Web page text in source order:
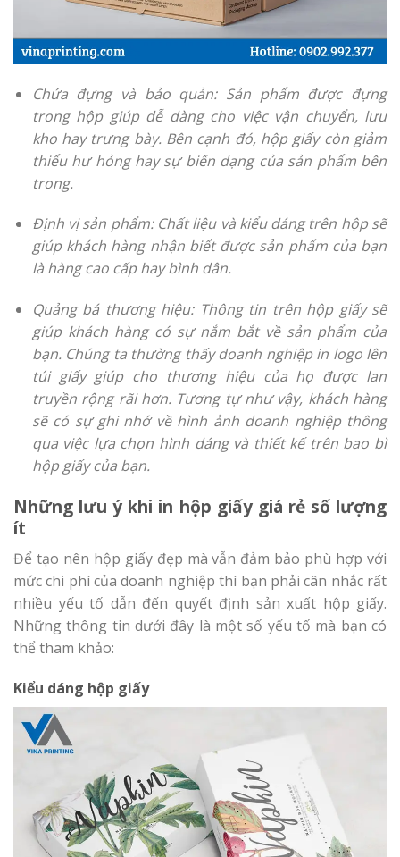
Chứa đựng và bảo quản: Sản phẩm được đựng
trong hộp giúp dễ dàng cho việc vận chuyển, lưu
kho hay trưng bày. Bên cạnh đó, hộp giấy còn giảm
thiểu hư hỏng hay sự biến dạng của sản phẩm bên
trong.
Định vị sản phẩm: Chất liệu và kiểu dáng trên hộp sẽ
giúp khách hàng nhận biết được sản phẩm của bạn
là hàng cao cấp hay bình dân.
Quảng bá thương hiệu: Thông tin trên hộp giấy sẽ
giúp khách hàng có sự nắm bắt về sản phẩm của
bạn. Chúng ta thường thấy doanh nghiệp in logo lên
túi giấy giúp cho thương hiệu của họ được lan
truyền rộng rãi hơn. Tương tự như vậy, khách hàng
sẽ có sự ghi nhớ về hình ảnh doanh nghiệp thông
qua việc lựa chọn hình dáng và thiết kế trên bao bì
hộp giấy của bạn.
Những lưu ý khi in hộp giấy giá rẻ số lượng
ít
Để tạo nên hộp giấy đẹp mà vẫn đảm bảo phù hợp với
mức chi phí của doanh nghiệp thì bạn phải cân nhắc rất
nhiều yếu tố dẫn đến quyết định sản xuất hộp giấy.
Những thông tin dưới đây là một số yếu tố mà bạn có
thể tham khảo:
Kiểu dáng hộp giấy